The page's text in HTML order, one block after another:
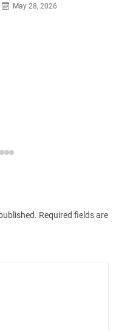
May 28, 2026
Required fields are